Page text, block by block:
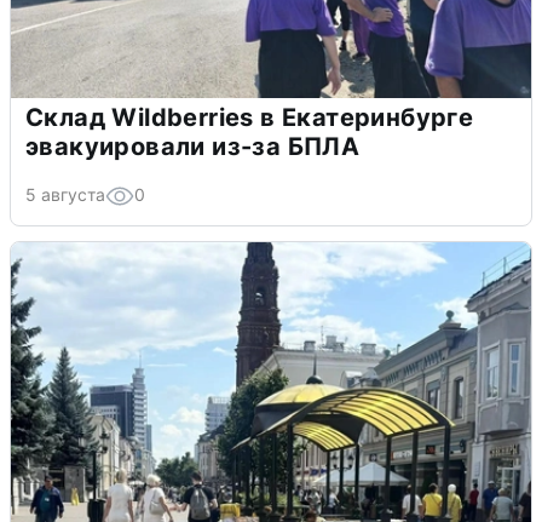
Склад Wildberries в Екатеринбурге
эвакуировали из-за БПЛА
5 августа 0